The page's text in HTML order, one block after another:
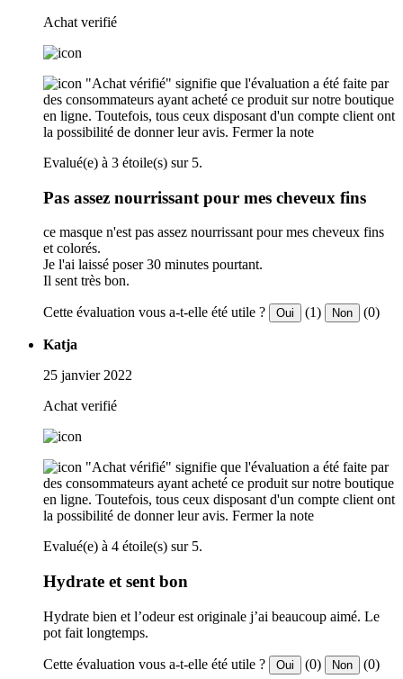
Achat verifié
"Achat vérifié" signifie que l'évaluation a été faite par
des consommateurs ayant acheté ce produit sur notre boutique
en ligne. Toutefois, tous ceux disposant d'un compte client ont
la possibilité de donner leur avis. Fermer la note
Evalué(e) à 3 étoile(s) sur 5.
Pas assez nourrissant pour mes cheveux fins
ce masque n'est pas assez nourrissant pour mes cheveux fins
et colorés.
Je l'ai laissé poser 30 minutes pourtant.
Il sent très bon.
Cette évaluation vous a-t-elle été utile ? Oui (1) Non (0)
Katja
25 janvier 2022
Achat verifié
"Achat vérifié" signifie que l'évaluation a été faite par
des consommateurs ayant acheté ce produit sur notre boutique
en ligne. Toutefois, tous ceux disposant d'un compte client ont
la possibilité de donner leur avis. Fermer la note
Evalué(e) à 4 étoile(s) sur 5.
Hydrate et sent bon
Hydrate bien et l’odeur est originale j’ai beaucoup aimé. Le
pot fait longtemps.
Cette évaluation vous a-t-elle été utile ? Oui (0) Non (0)